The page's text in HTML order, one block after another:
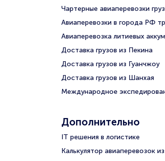
Чартерные авиаперевозки
Авиаперевозки в города РФ
Авиаперевозка литиевых
Доставка грузов из Пекина
Доставка грузов из Гуанчжоу
Доставка грузов из Шанхая
Международное
Дополнительно
IT решения в логистике
Калькулятор авиаперевозок